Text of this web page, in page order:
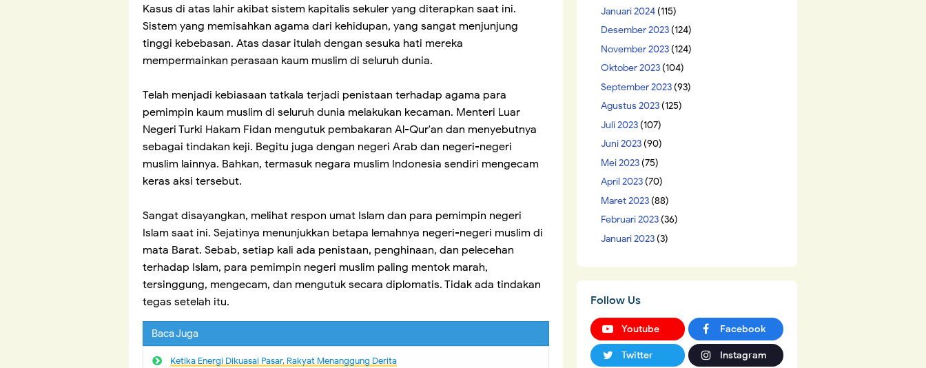
Kasus di atas lahir akibat sistem kapitalis sekuler yang diterapkan saat ini.
Sistem yang memisahkan agama dari kehidupan, yang sangat menjunjung
tinggi kebebasan. Atas dasar itulah dengan sesuka hati mereka
mempermainkan perasaan kaum muslim di seluruh dunia.
Telah menjadi kebiasaan tatkala terjadi penistaan terhadap agama para
pemimpin kaum muslim di seluruh dunia melakukan kecaman. Menteri Luar
Negeri Turki Hakam Fidan mengutuk pembakaran Al-Qur'an dan menyebutnya
sebagai tindakan keji. Begitu juga dengan negeri Arab dan negeri-negeri
muslim lainnya. Bahkan, termasuk negara muslim Indonesia sendiri mengecam
keras aksi tersebut.
Sangat disayangkan, melihat respon umat Islam dan para pemimpin negeri
Islam saat ini. Sejatinya menunjukkan betapa lemahnya negeri-negeri muslim di
mata Barat. Sebab, setiap kali ada penistaan, penghinaan, dan pelecehan
terhadap Islam, para pemimpin negeri muslim paling mentok marah,
tersinggung, mengecam, dan mengutuk secara diplomatis. Tidak ada tindakan
tegas setelah itu.
Baca Juga
Ketika Energi Dikuasai Pasar, Rakyat Menanggung Derita
Januari 2024(115)
Desember 2023(124)
November 2023(124)
Oktober 2023(104)
September 2023(93)
Agustus 2023(125)
Juli 2023(107)
Juni 2023(90)
Mei 2023(75)
April 2023(70)
Maret 2023(88)
Februari 2023(36)
Januari 2023(3)
Follow Us
Youtube Facebook
Twitter Instagram